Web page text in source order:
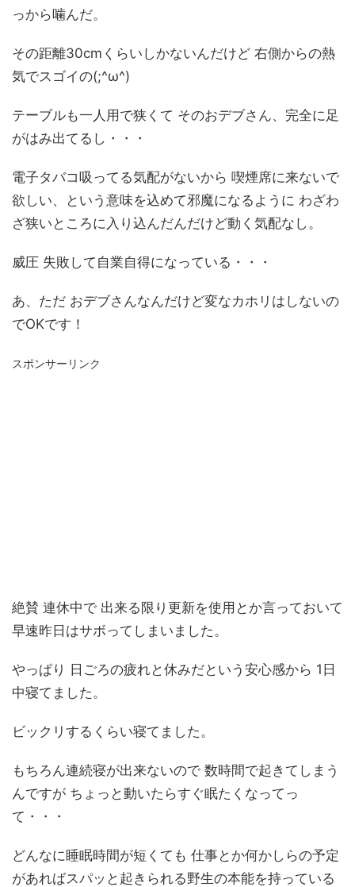
っから噛んだ。
その距離30cmくらいしかないんだけど 右側からの熱
気でスゴイの(;^ω^)
テーブルも一人用で狭くて そのおデブさん、完全に足
がはみ出てるし・・・
電子タバコ吸ってる気配がないから 喫煙席に来ないで
欲しい、という意味を込めて邪魔になるように わざわ
ざ狭いところに入り込んだんだけど動く気配なし。
威圧 失敗して自業自得になっている・・・
あ、ただ おデブさんなんだけど変なカホリはしないの
でOKです！
スポンサーリンク
絶賛 連休中で 出来る限り更新を使用とか言っておいて
早速昨日はサボってしまいました。
やっぱり 日ごろの疲れと休みだという安心感から 1日
中寝てました。
ビックリするくらい寝てました。
もちろん連続寝が出来ないので 数時間で起きてしまう
んですが ちょっと動いたらすぐ眠たくなってっ
て・・・
どんなに睡眠時間が短くても 仕事とか何かしらの予定
があればスパッと起きられる野生の本能を持っている